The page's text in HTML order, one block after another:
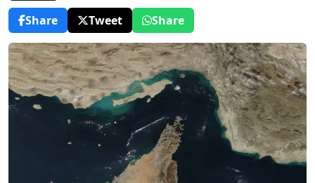
Share
Tweet Share